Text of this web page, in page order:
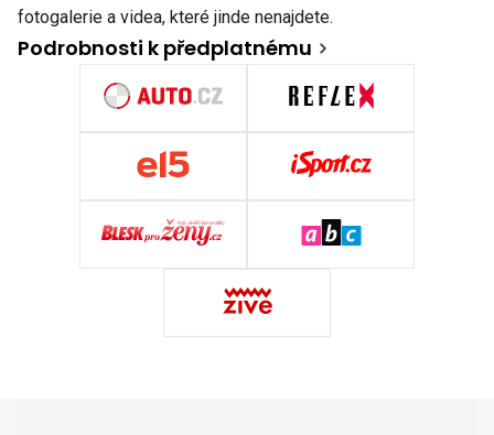
fotogalerie a videa, které jinde nenajdete.
Podrobnosti k předplatnému